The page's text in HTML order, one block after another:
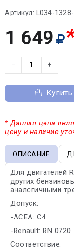
Артикул: L034-
1 649
− +
Купить
* Данная цена
цену и наличие
ОПИСАНИЕ
Для двигателей
других
аналогичными
Допуск:
-ACEA: C4
-Renault: RN 0720
Соответствие: